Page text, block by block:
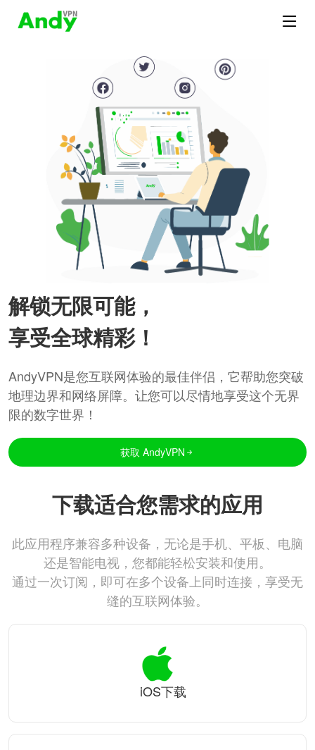
解锁无限可能，
享受全球精彩！
AndyVPN是您互联网体验的最佳伴侣，它帮助您突破
地理边界和网络屏障。让您可以尽情地享受这个无界
限的数字世界！
获取 AndyVPN
下载适合您需求的应用
此应用程序兼容多种设备，无论是手机、平板、电脑
还是智能电视，您都能轻松安装和使用。
通过一次订阅，即可在多个设备上同时连接，享受无
缝的互联网体验。
iOS下载